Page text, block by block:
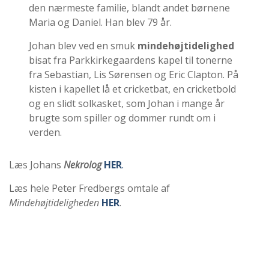
den nærmeste familie, blandt andet børnene
Maria og Daniel. Han blev 79 år.
Johan blev ved en smuk mindehøjtidelighed
bisat fra Parkkirkegaardens kapel til tonerne
fra Sebastian, Lis Sørensen og Eric Clapton. På
kisten i kapellet lå et cricketbat, en cricketbold
og en slidt solkasket, som Johan i mange år
brugte som spiller og dommer rundt om i
verden.
Læs Johans Nekrolog HER.
Læs hele Peter Fredbergs omtale af
Mindehøjtideligheden HER.